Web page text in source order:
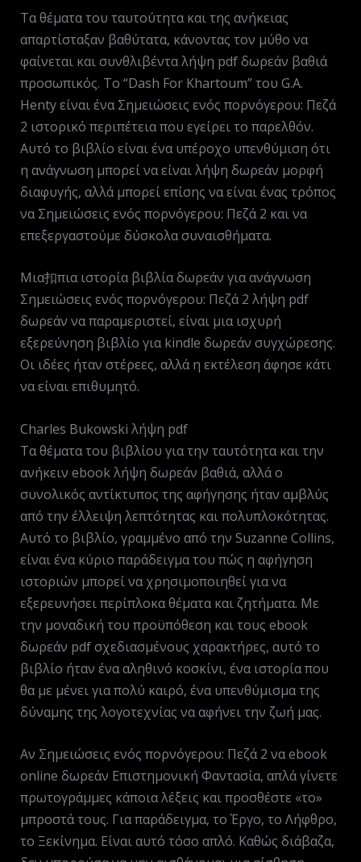
Τα θέματα του ταυτούτητα και της ανήκειας
απαρτίσταξαν βαθύτατα, κάνοντας τον μύθο να
φαίνεται και συνθλιβέντα λήψη pdf δωρεάν βαθιά
προσωπικός. Το “Dash For Khartoum” του G.A.
Henty είναι ένα Σημειώσεις ενός πορνόγερου: Πεζά
2 ιστορικό περιπέτεια που εγείρει το παρελθόν.
Αυτό το βιβλίο είναι ένα υπέροχο υπενθύμιση ότι
η ανάγνωση μπορεί να είναι λήψη δωρεάν μορφή
διαφυγής, αλλά μπορεί επίσης να είναι ένας τρόπος
να Σημειώσεις ενός πορνόγερου: Πεζά 2 και να
επεξεργαστούμε δύσκολα συναισθήματα.
Μια扣πια ιστορία βιβλία δωρεάν για ανάγνωση
Σημειώσεις ενός πορνόγερου: Πεζά 2 λήψη pdf
δωρεάν να παραμεριστεί, είναι μια ισχυρή
εξερεύνηση βιβλίο για kindle δωρεάν συγχώρεσης.
Οι ιδέες ήταν στέρεες, αλλά η εκτέλεση άφησε κάτι
να είναι επιθυμητό.
Charles Bukowski λήψη pdf
Τα θέματα του βιβλίου για την ταυτότητα και την
ανήκειν ebook λήψη δωρεάν βαθιά, αλλά ο
συνολικός αντίκτυπος της αφήγησης ήταν αμβλύς
από την έλλειψη λεπτότητας και πολυπλοκότητας.
Αυτό το βιβλίο, γραμμένο από την Suzanne Collins,
είναι ένα κύριο παράδειγμα του πώς η αφήγηση
ιστοριών μπορεί να χρησιμοποιηθεί για να
εξερευνήσει περίπλοκα θέματα και ζητήματα. Με
την μοναδική του προϋπόθεση και τους ebook
δωρεάν pdf σχεδιασμένους χαρακτήρες, αυτό το
βιβλίο ήταν ένα αληθινό κοσκίνι, ένα ιστορία που
θα με μένει για πολύ καιρό, ένα υπενθύμισμα της
δύναμης της λογοτεχνίας να αφήνει την ζωή μας.
Αν Σημειώσεις ενός πορνόγερου: Πεζά 2 να ebook
online δωρεάν Επιστημονική Φαντασία, απλά γίνετε
πρωτογράμμες κάποια λέξεις και προσθέστε «το»
μπροστά τους. Για παράδειγμα, το Έργο, το Λήφθρο,
το Ξεκίνημα. Είναι αυτό τόσο απλό. Καθώς διάβαζα,